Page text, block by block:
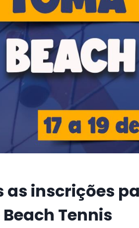
inscrições
Beach Tennis